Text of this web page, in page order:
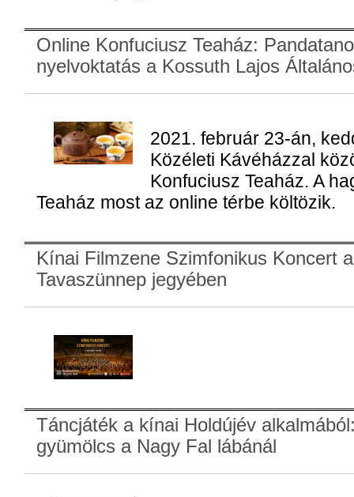
Online Konfuciusz Teaház:
nyelvoktatás a Kossuth Lajos
2021. február 23-án,
Közéleti Kávéházzal
Konfuciusz Teaház. A
Teaház most az online térbe költözik.
Kínai Filmzene Szimfonikus Koncert a
Tavaszünnep jegyében
Táncjáték a kínai Holdújév
gyümölcs a Nagy Fal lábánál